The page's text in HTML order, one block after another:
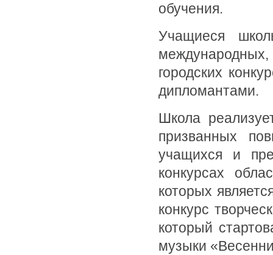
обучения.
Учащиеся
городских
дипломантами.
Школа
призванных
учащихся и
конкурсах
которых
конкурс
который
музыки